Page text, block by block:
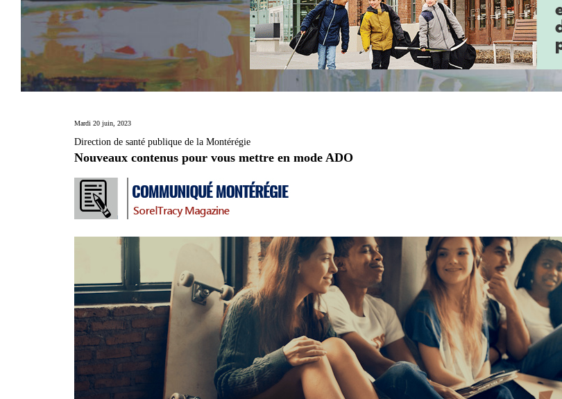
Mardi 20 juin, 2023
Direction de santé publique de la Montérégie
Nouveaux contenus pour vous mettre en mode ADO